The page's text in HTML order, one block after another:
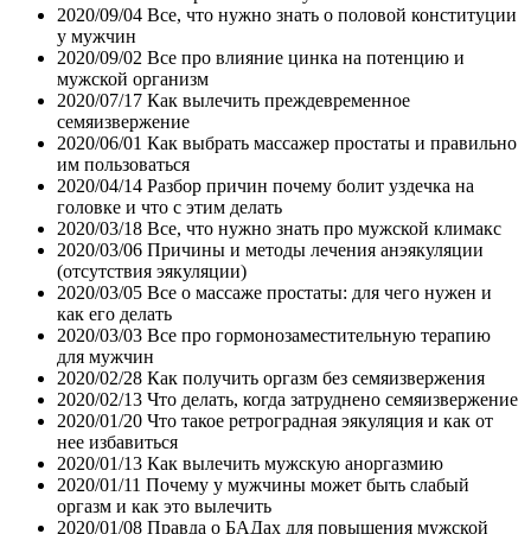
2020/09/04 Все, что нужно знать о половой конституции
у мужчин
2020/09/02 Все про влияние цинка на потенцию и
мужской организм
2020/07/17 Как вылечить преждевременное
семяизвержение
2020/06/01 Как выбрать массажер простаты и правильно
им пользоваться
2020/04/14 Разбор причин почему болит уздечка на
головке и что с этим делать
2020/03/18 Все, что нужно знать про мужской климакс
2020/03/06 Причины и методы лечения анэякуляции
(отсутствия эякуляции)
2020/03/05 Все о массаже простаты: для чего нужен и
как его делать
2020/03/03 Все про гормонозаместительную терапию
для мужчин
2020/02/28 Как получить оргазм без семяизвержения
2020/02/13 Что делать, когда затруднено семяизвержение
2020/01/20 Что такое ретроградная эякуляция и как от
нее избавиться
2020/01/13 Как вылечить мужскую аноргазмию
2020/01/11 Почему у мужчины может быть слабый
оргазм и как это вылечить
2020/01/08 Правда о БАДах для повышения мужской